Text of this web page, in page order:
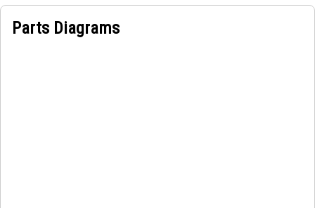
Parts Diagrams